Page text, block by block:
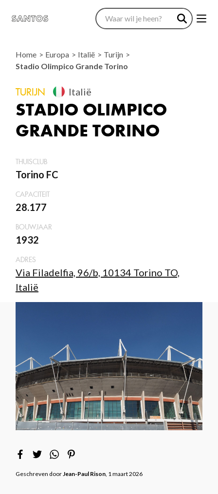
Home Europa Italië
Turijn
Stadio Olimpico Grande Torino
TURIJN Italië
STADIO OLIMPICO
GRANDE TORINO
THUISCLUB
Torino FC
CAPACITEIT
28.177
BOUWJAAR
1932
ADRES
Via Filadelfia, 96/b, 10134 Torino TO,
Italië
Geschreven doorJean-Paul Rison, 1 maart 2026